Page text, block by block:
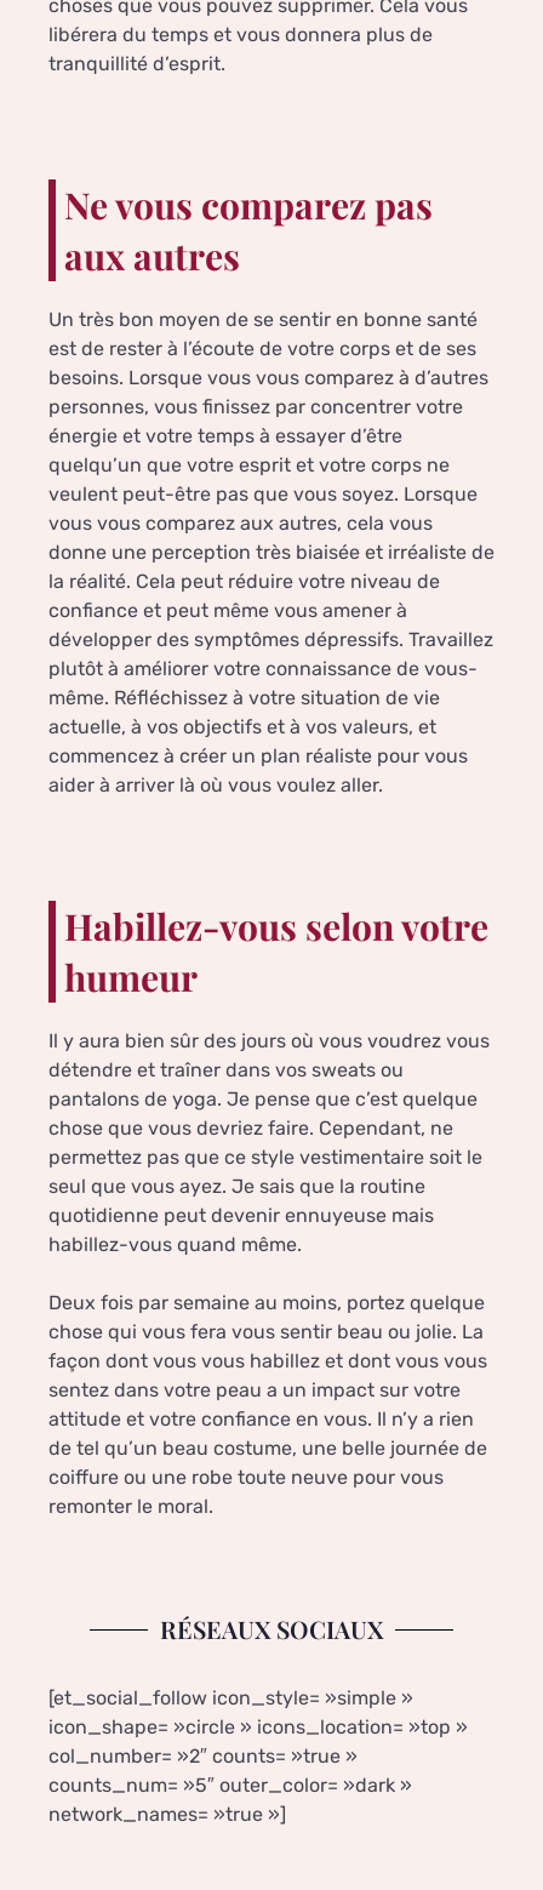
choses que vous pouvez supprimer. Cela vous
libérera du temps et vous donnera plus de
tranquillité d’esprit.
Ne vous comparez pas
aux autres
Un très bon moyen de se sentir en bonne santé
est de rester à l’écoute de votre corps et de ses
besoins. Lorsque vous vous comparez à d’autres
personnes, vous finissez par concentrer votre
énergie et votre temps à essayer d’être
quelqu’un que votre esprit et votre corps ne
veulent peut-être pas que vous soyez. Lorsque
vous vous comparez aux autres, cela vous
donne une perception très biaisée et irréaliste de
la réalité. Cela peut réduire votre niveau de
confiance et peut même vous amener à
développer des symptômes dépressifs. Travaillez
plutôt à améliorer votre connaissance de vous-
même. Réfléchissez à votre situation de vie
actuelle, à vos objectifs et à vos valeurs, et
commencez à créer un plan réaliste pour vous
aider à arriver là où vous voulez aller.
Habillez-vous selon votre
humeur
Il y aura bien sûr des jours où vous voudrez vous
détendre et traîner dans vos sweats ou
pantalons de yoga. Je pense que c’est quelque
chose que vous devriez faire. Cependant, ne
permettez pas que ce style vestimentaire soit le
seul que vous ayez. Je sais que la routine
quotidienne peut devenir ennuyeuse mais
habillez-vous quand même.
Deux fois par semaine au moins, portez quelque
chose qui vous fera vous sentir beau ou jolie. La
façon dont vous vous habillez et dont vous vous
sentez dans votre peau a un impact sur votre
attitude et votre confiance en vous. Il n’y a rien
de tel qu’un beau costume, une belle journée de
coiffure ou une robe toute neuve pour vous
remonter le moral.
RÉSEAUX SOCIAUX
[et_social_follow icon_style= »simple »
icon_shape= »circle » icons_location= »top »
col_number= »2″ counts= »true »
counts_num= »5″ outer_color= »dark »
network_names= »true »]